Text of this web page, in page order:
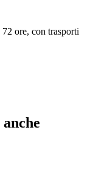
ore, con trasporti